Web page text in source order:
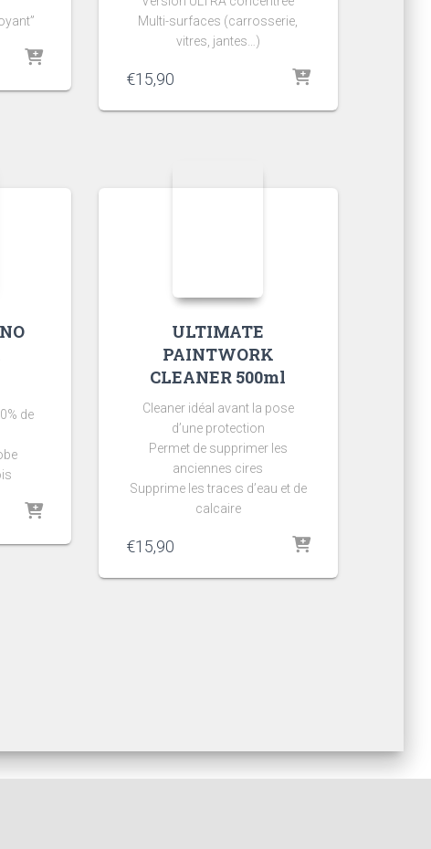
Multi-surfaces (carrosserie,
vitres, jantes…)
€15,90
de
ULTIMATE
PAINTWORK
CLEANER 500ml
Cleaner idéal avant la pose
d’une protection
Permet de supprimer les
anciennes cires
Supprime les traces d’eau et de
calcaire
€15,90